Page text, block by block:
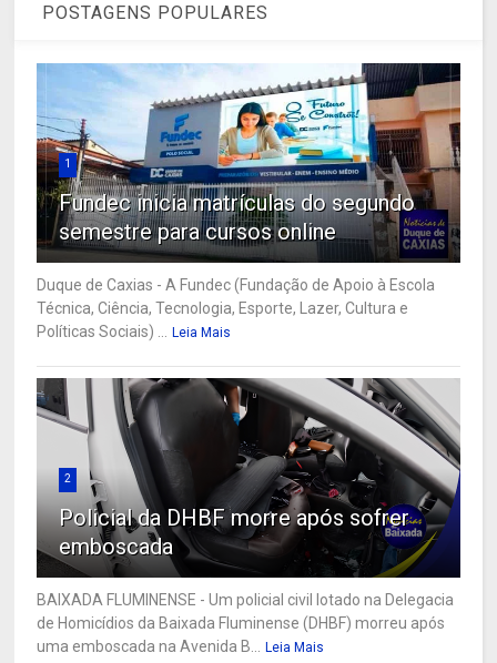
POSTAGENS POPULARES
1
Fundec inicia matrículas do segundo
semestre para cursos online
Duque de Caxias - A Fundec (Fundação de Apoio à Escola
Técnica, Ciência, Tecnologia, Esporte, Lazer, Cultura e
Políticas Sociais) ...
Leia Mais
2
Policial da DHBF morre após sofrer
emboscada
BAIXADA FLUMINENSE - Um policial civil lotado na Delegacia
de Homicídios da Baixada Fluminense (DHBF) morreu após
uma emboscada na Avenida B...
Leia Mais